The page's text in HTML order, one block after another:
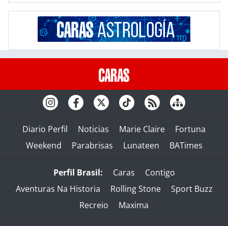
Diario Perfil Noticias Marie Claire
Fortuna
Weekend
Parabrisas Lunateen BATimes
Perfil Brasil: Caras
Contigo
Aventuras Na Historia
Rolling Stone
Sport Buzz
Recreio
Maxima